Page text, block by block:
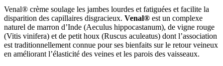
Venal® crème soulage les jambes lourdes et fatiguées et facilite la
disparition des capillaires disgracieux. Venal® est un complexe
naturel de marron d’Inde (Aeculus hippocastanum), de vigne rouge
(Vitis vinifera) et de petit houx (Ruscus aculeatus) dont l’association
est traditionnellement connue pour ses bienfaits sur le retour veineux
en améliorant l’élasticité des veines et les parois des vaisseaux.